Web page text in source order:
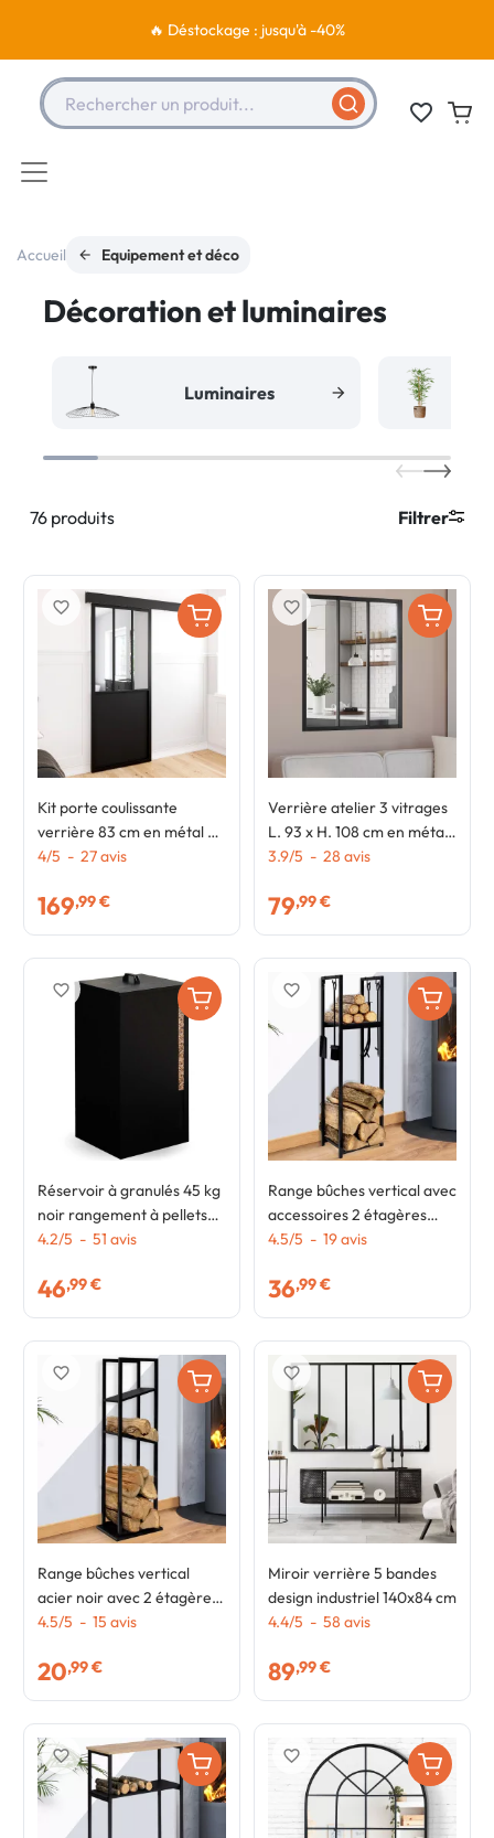
🔥 Déstockage : jusqu'à -40%
Rechercher un produit... favorite_border
Accueil Equipement et déco
Décoration et luminaires
Luminaires
76 produits Filtrer
Kit porte coulissante
verrière 83 cm en métal +
MDF avec rail et fixations
4/5 - 27avis
169,99 €
favorite_border
Verrière atelier 3 vitrages
L. 93 x H. 108 cm en métal
noir et verre trempé
3.9/5 - 28 avis
79,99 €
favorite_border
Réservoir à granulés 45 kg
noir rangement à pellets
36 x 36 x 76 cm
4.2/5 - 51 avis
46,99 €
favorite_border
Range bûches vertical avec
accessoires 2 étagères
H.112 CM pour cheminée
4.5/5 - 19avis
36,99 €
favorite_border
Range bûches vertical
acier noir avec 2 étagères
H.112 CM pour cheminée
4.5/5 - 15 avis
20,99 €
favorite_border
Miroir verrière 5 bandes
design industriel 140x84 cm
4.4/5 - 58 avis
89,99 €
favorite_border
favorite_border favorite_border